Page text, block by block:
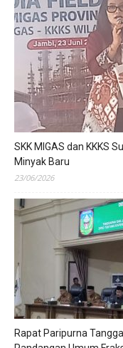
SKK MIGAS dan KKKS
Minyak Baru
23/06/2026
Rapat Paripurna